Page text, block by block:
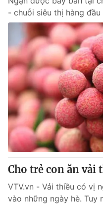
- chuỗi siêu thị hàng đầu
Cho trẻ con ăn vải
VTV.vn - Vải thiều có vị
vào những ngày hè. Tuy